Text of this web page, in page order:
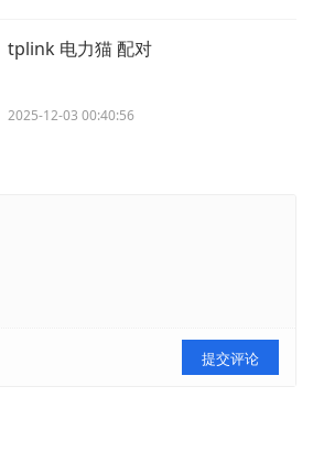
tplink 电力猫 配对
2025-12-03 00:40:56
提交评论